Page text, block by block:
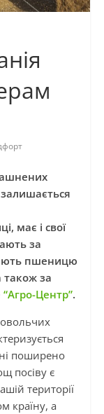
залишається
має і свої
за
пшеницю
також за
“Агро-Центр”.
поширено
посіву є
території
країну, а